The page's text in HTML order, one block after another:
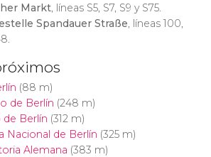
Markt, líneas S5, S7, S9 y S75.
Spandauer Straße, líneas 100,
(88 m)
de Berlín (248 m)
Berlín (312 m)
Nacional de Berlín (325 m)
Alemana (383 m)